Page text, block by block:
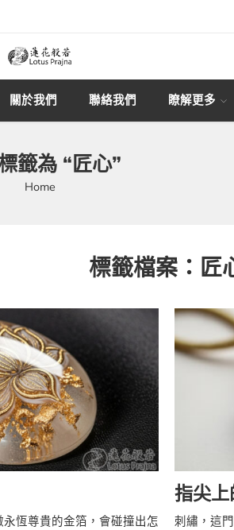
關於我們 聯絡我們 瞭解更多
籤為 “匠心”
Home
標籤檔案： 匠
恆尊貴的金箔，會碰撞出怎
指尖
刺繡，這